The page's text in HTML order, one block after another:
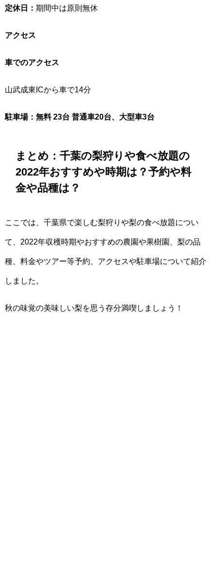
定休日： 期間中は原則無休
アクセス
車でのアクセス
山武成東ICから車で14分
駐車場：無料 23台 普通車20台、大型車3台
まとめ：千葉の梨狩りや食べ放題の
2022年おすすめや時期は？予約や料
金や品種は？
ここでは、千葉県で楽しむ梨狩りや梨の食べ放題につい
て、2022年収穫時期やおすすめの農園や果樹園、梨の品
種、料金やツアー等予約、アクセスや駐車場について紹介
しました。
秋の味覚の美味しい梨を思う存分満喫しましょう！